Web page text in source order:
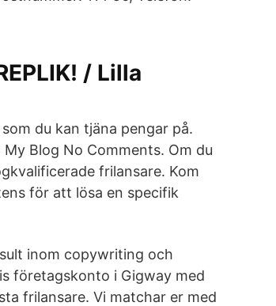
/ Lilla
du kan tjäna pengar på.
My Blog No Comments. Om du
frilansare. Kom
för att lösa en specifik
inom copywriting och
företagskonto i Gigway med
frilansare. Vi matchar er med